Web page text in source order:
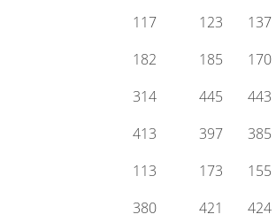
117 123
137
182 185
170
314 445
443
413 397
385
113 173
155
380 421
424